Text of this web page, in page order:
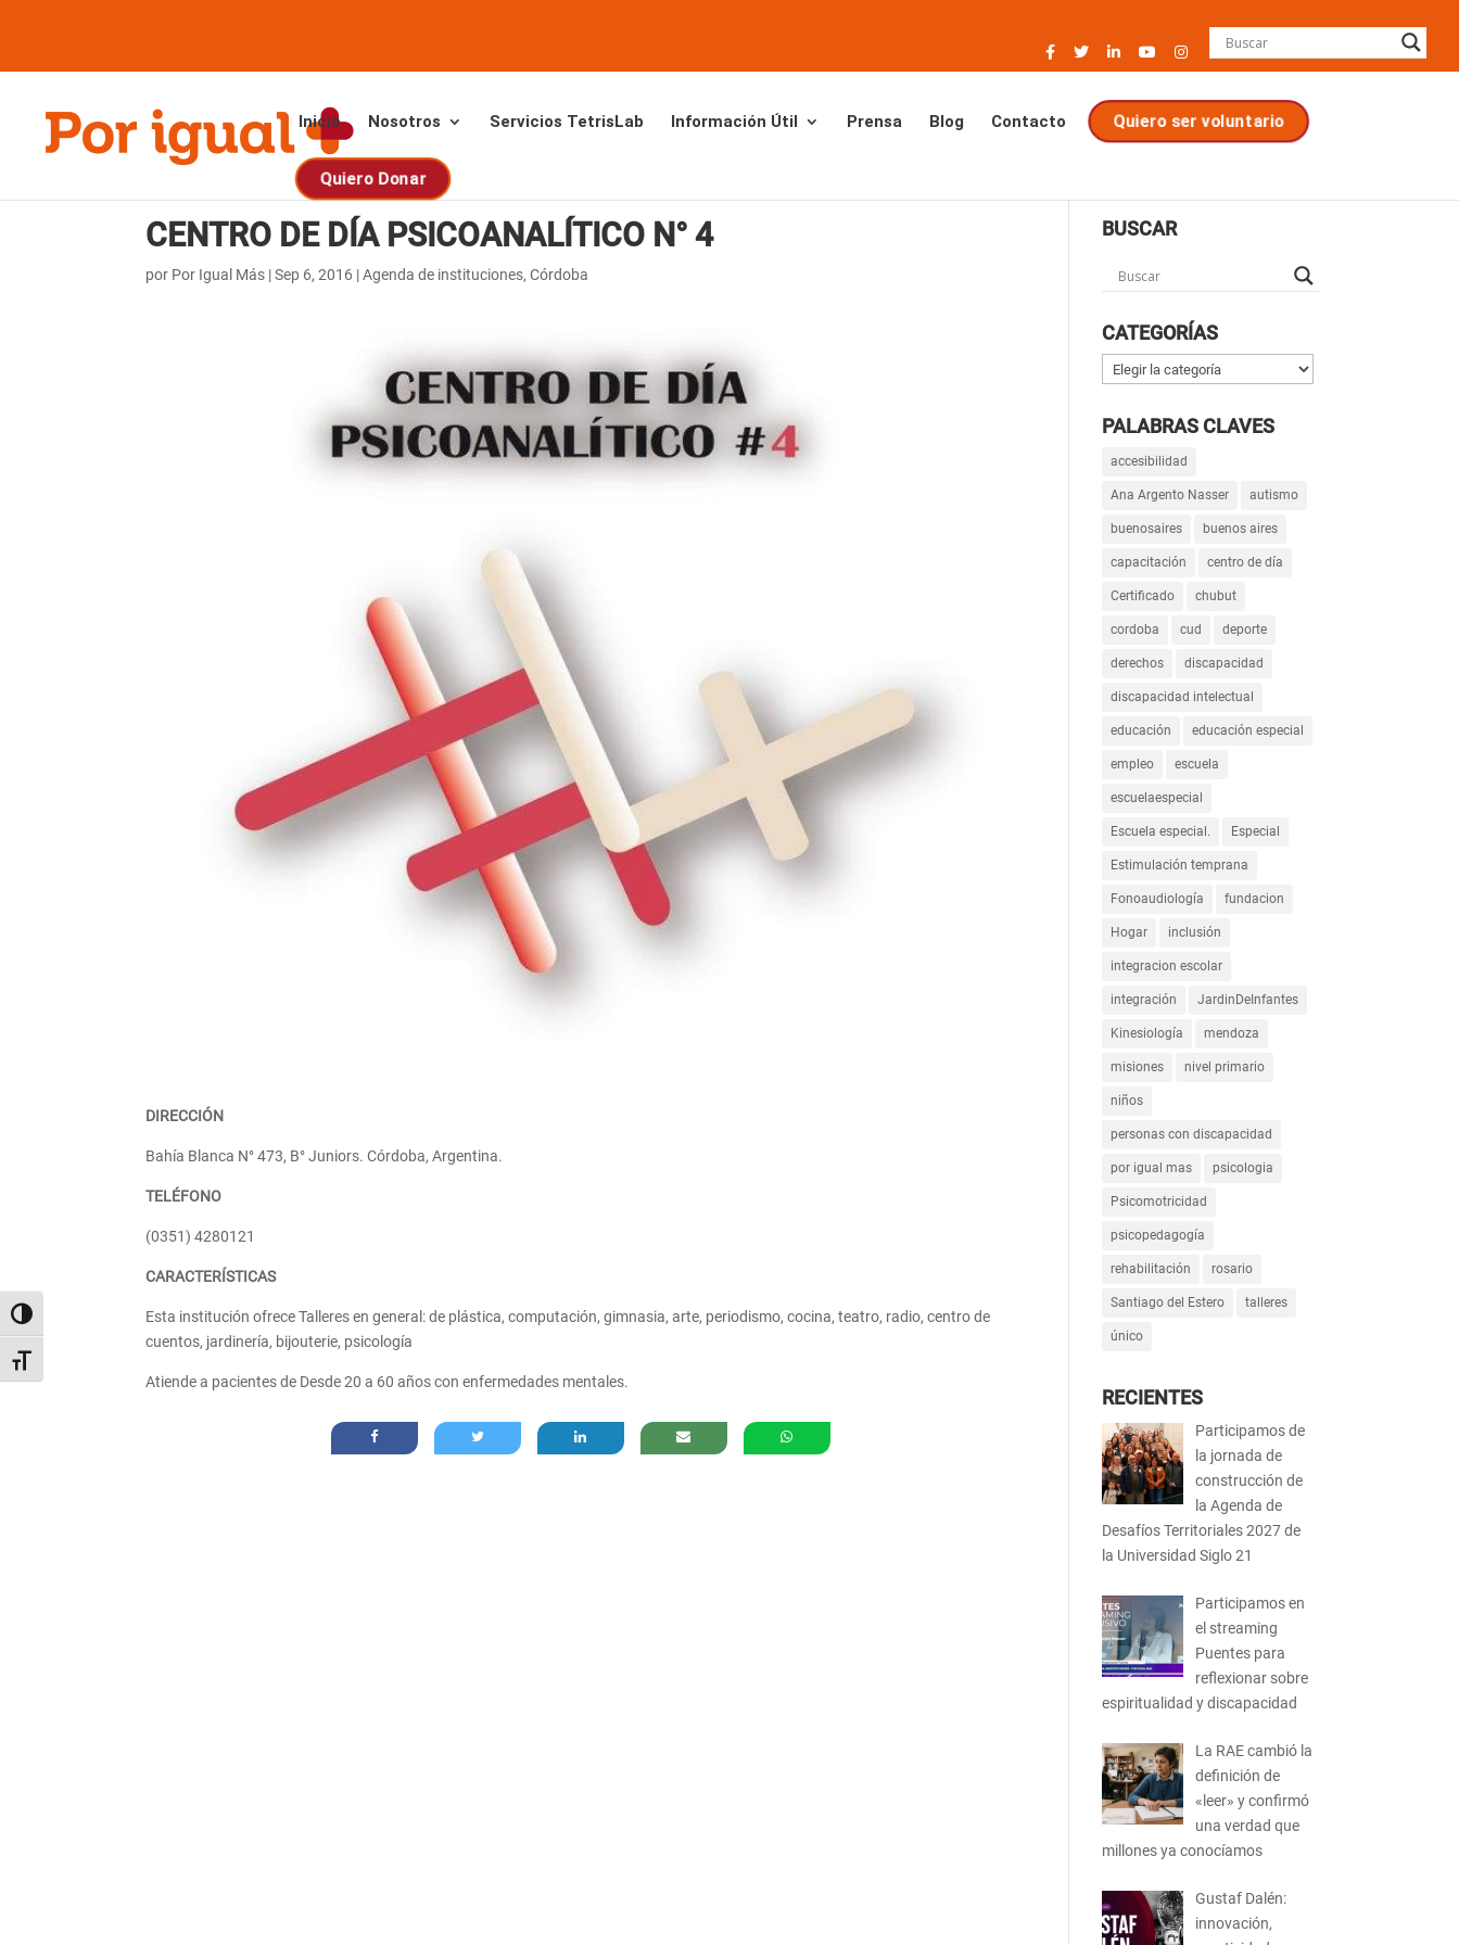
Alternar alto contraste
Alternar tamaño de letra
Inicio Nosotros Servicios TetrisLab Información Útil Prensa Blog Contacto Quiero ser voluntario
Quiero Donar
CENTRO DE DÍA PSICOANALÍTICO N° 4
por Por Igual Más |Sep 6, 2016 |Agenda de instituciones,Córdoba
DIRECCIÓN
Bahía Blanca N° 473, B° Juniors. Córdoba, Argentina.
TELÉFONO
(0351) 4280121
CARACTERÍSTICAS
Esta institución ofrece Talleres en general: de plástica, computación, gimnasia, arte, periodismo, cocina, teatro, radio, centro de
cuentos, jardinería, bijouterie, psicología
Atiende a pacientes de Desde 20 a 60 años con enfermedades mentales.
BUSCAR
CATEGORÍAS
Categorías
PALABRAS CLAVES
accesibilidad
Ana Argento Nasser autismo
buenosaires buenos aires
capacitación centro de día
Certificado chubut
cordoba cud deporte
derechos discapacidad
discapacidad intelectual
educación educación especial
empleo escuela
escuelaespecial
Escuela especial. Especial
Estimulación temprana
Fonoaudiología fundacion
Hogar inclusión
integracion escolar
integración JardinDeInfantes
Kinesiología mendoza
misiones nivel primario
niños
personas con discapacidad
por igual mas psicologia
Psicomotricidad
psicopedagogía
rehabilitación rosario
Santiago del Estero talleres
único
RECIENTES
Participamos de
la jornada de
construcción de
la Agenda de
Desafíos Territoriales 2027 de
la Universidad Siglo 21
Participamos en
el streaming
Puentes para
reflexionar sobre
espiritualidad y discapacidad
La RAE cambió la
definición de
«leer» y confirmó
una verdad que
millones ya conocíamos
Gustaf Dalén:
innovación,